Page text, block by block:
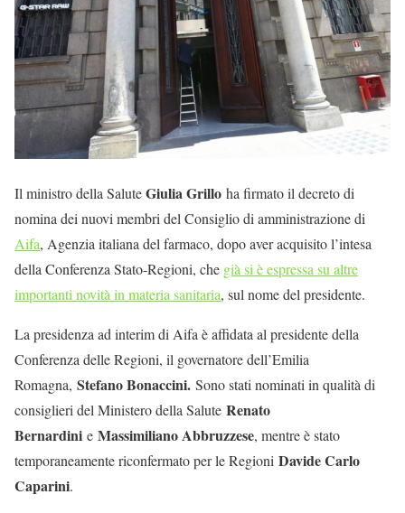
Il ministro della SaluteGiulia Grillo ha firmato il decreto di
nomina dei nuovi membri del Consiglio di amministrazione di
Aifa, Agenzia italiana del farmaco, dopo aver acquisito l’intesa
della Conferenza Stato-Regioni, che già si è espressa su altre
importanti novità in materia sanitaria, sul nome del presidente.
La presidenza ad interim di Aifa è affidata al presidente della
Conferenza delle Regioni, il governatore dell’Emilia
Romagna, Stefano Bonaccini. Sono stati nominati in qualità di
consiglieri del Ministero della Salute Renato
Bernardini e Massimiliano Abbruzzese, mentre è stato
temporaneamente riconfermato per le Regioni Davide Carlo
Caparini.